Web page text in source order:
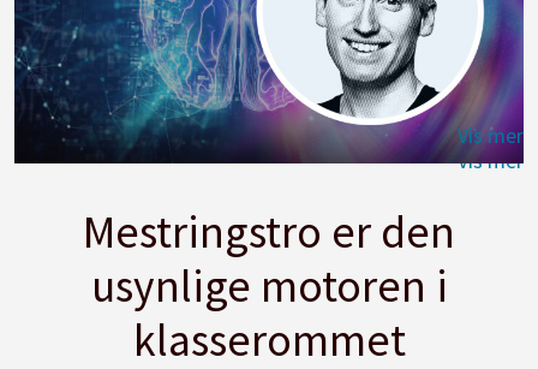
Mestringstro er den
usynlige motoren i
klasserommet